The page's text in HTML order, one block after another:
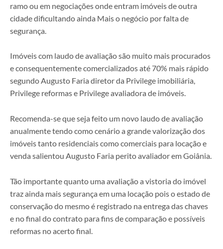
ramo ou em negociações onde entram imóveis de outra
cidade dificultando ainda Mais o negócio por falta de
segurança.
Imóveis com laudo de avaliação são muito mais procurados
e consequentemente comercializados até 70% mais rápido
segundo Augusto Faria diretor da Privilege imobiliária,
Privilege reformas e Privilege avaliadora de imóveis.
Recomenda-se que seja feito um novo laudo de avaliação
anualmente tendo como cenário a grande valorização dos
imóveis tanto residenciais como comerciais para locação e
venda salientou Augusto Faria perito avaliador em Goiânia.
Tão importante quanto uma avaliação a vistoria do imóvel
traz ainda mais segurança em uma locação pois o estado de
conservação do mesmo é registrado na entrega das chaves
e no final do contrato para fins de comparação e possíveis
reformas no acerto final.